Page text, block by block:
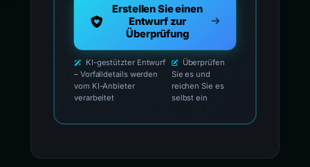
Erstellen Sie einen
Entwurf zur
Überprüfung
KI-gestützter Entwurf
– Vorfalldetails werden
vom KI-Anbieter
verarbeitet
Überprüfen
Sie es und
reichen Sie es
selbst ein